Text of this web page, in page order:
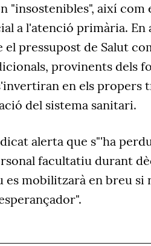
"insostenibles", així com
a l'atenció primària. En
el pressupost de Salut
provinents dels
en els propers
del sistema sanitari.
alerta que s"'ha
facultatiu durant
es mobilitzarà en breu si